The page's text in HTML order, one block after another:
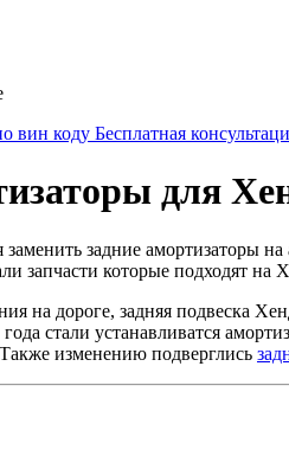
вин коду Бесплатная
для
заменить задние амортизаторы
запчасти которые подходят на
на дороге, задняя подвеска
года стали устанавливатся
изменению подверглись